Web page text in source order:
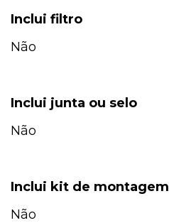
Inclui filtro
Não
Inclui junta ou selo
Não
Inclui kit de montagem
Não